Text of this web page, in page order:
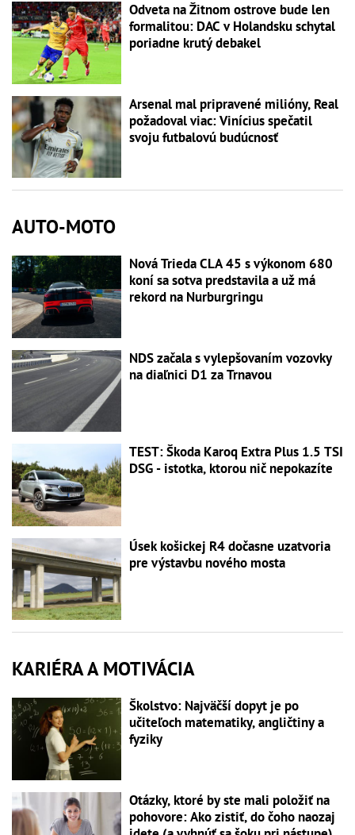
Odveta na Žitnom ostrove bude len
formalitou: DAC v Holandsku schytal
poriadne krutý debakel
Arsenal mal pripravené milióny, Real
požadoval viac: Vinícius spečatil
svoju futbalovú budúcnosť
AUTO-MOTO
Nová Trieda CLA 45 s výkonom 680
koní sa sotva predstavila a už má
rekord na Nurburgringu
NDS začala s vylepšovaním vozovky
na diaľnici D1 za Trnavou
TEST: Škoda Karoq Extra Plus 1.5 TSI
DSG - istotka, ktorou nič nepokazíte
Úsek košickej R4 dočasne uzatvoria
pre výstavbu nového mosta
KARIÉRA A MOTIVÁCIA
Školstvo: Najväčší dopyt je po
učiteľoch matematiky, angličtiny a
fyziky
Otázky, ktoré by ste mali položiť na
pohovore: Ako zistiť, do čoho naozaj